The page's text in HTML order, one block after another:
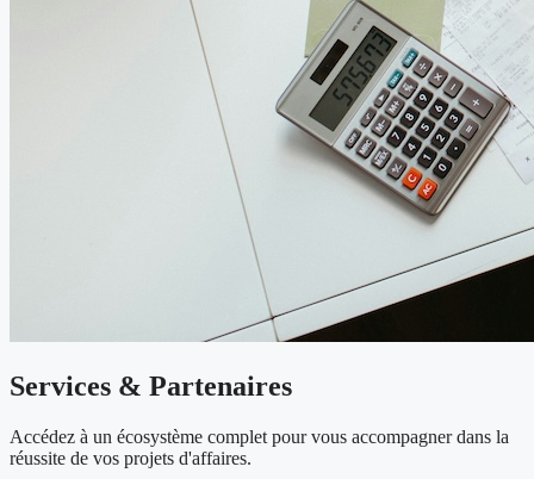
Services & Partenaires
Accédez à un écosystème complet pour vous accompagner dans la
réussite de vos projets d'affaires.